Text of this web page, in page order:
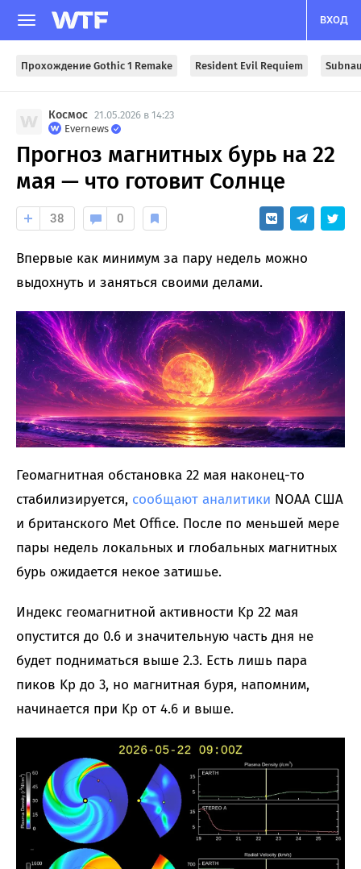
ВХОД
Прохождение Gothic 1 Remake Resident Evil Requiem
Космос 21.05.2026 в 14:23
Evernews
Прогноз магнитных бурь на 22
мая — что готовит Солнце
38 0
Впервые как минимум за пару недель можно
выдохнуть и заняться своими делами.
Геомагнитная обстановка 22 мая наконец-то
стабилизируется, сообщают аналитики NOAA США
и британского Met Office. После по меньшей мере
пары недель локальных и глобальных магнитных
бурь ожидается некое затишье.
Индекс геомагнитной активности Kp 22 мая
опустится до 0.6 и значительную часть дня не
будет подниматься выше 2.3. Есть лишь пара
пиков Kp до 3, но магнитная буря, напомним,
начинается при Kp от 4.6 и выше.